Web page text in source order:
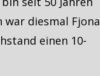
diesmal Fjona
einen 10-